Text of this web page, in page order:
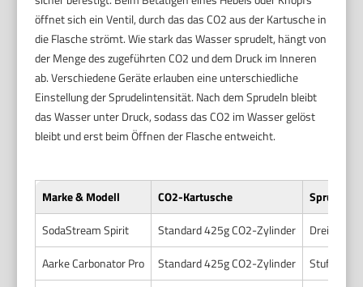
öffnet sich ein Ventil, durch das das CO2 aus der Kartusche in
die Flasche strömt. Wie stark das Wasser sprudelt, hängt von
der Menge des zugeführten CO2 und dem Druck im Inneren
ab. Verschiedene Geräte erlauben eine unterschiedliche
Einstellung der Sprudelintensität. Nach dem Sprudeln bleibt
das Wasser unter Druck, sodass das CO2 im Wasser gelöst
bleibt und erst beim Öffnen der Flasche entweicht.
Marke & Modell CO2-Kartusche
SodaStream Spirit
Standard 425g CO2-Zylinder
Drei
Aarke Carbonator Pro
Standard 425g CO2-Zylinder
Stufenlos